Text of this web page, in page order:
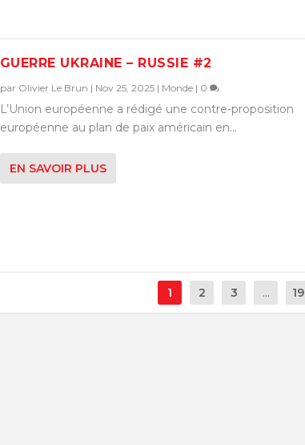
GUERRE UKRAINE – RUSSIE #2
par Olivier Le Brun | Nov 25, 2025| Monde| 0
L’Union européenne a rédigé une contre-proposition
européenne au plan de paix américain en...
EN SAVOIR PLUS
1 2 3 ... 19